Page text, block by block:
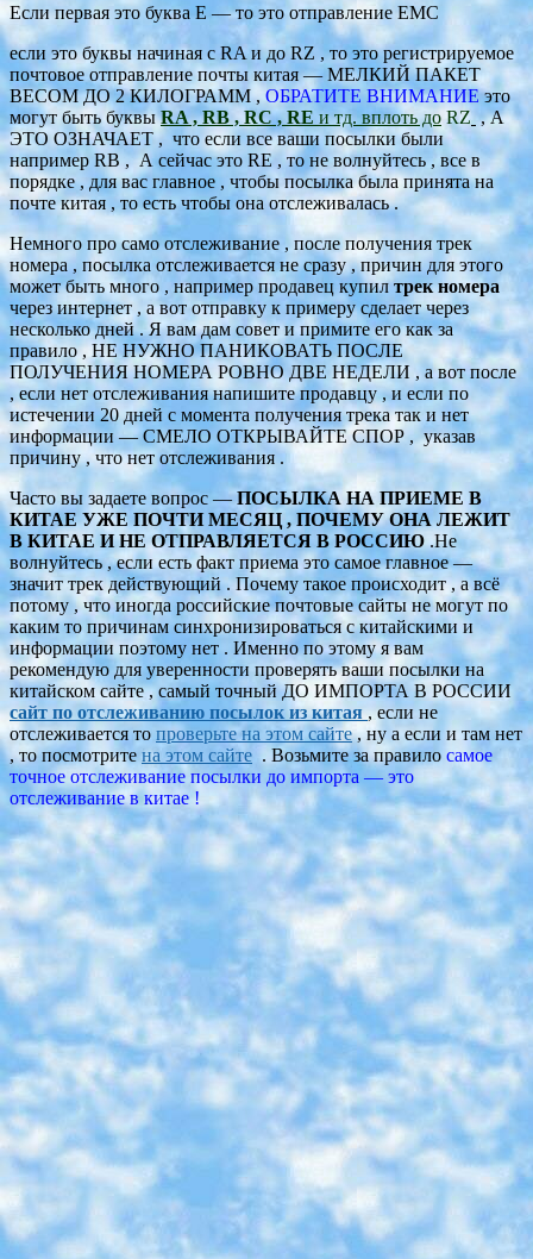
Если первая это буква Е — то это отправление ЕМС
если это буквы начиная с RA и до RZ , то это регистрируемое
почтовое отправление почты китая — МЕЛКИЙ ПАКЕТ
ВЕСОМ ДО 2 КИЛОГРАММ ,ОБРАТИТЕ ВНИМАНИЕэто
могут быть буквыRA , RB , RC , RE и тд. вплоть до RZ ,А
ЭТО ОЗНАЧАЕТ , что если все ваши посылки были
например RB , А сейчас это RE , то не волнуйтесь , все в
порядке , для вас главное , чтобы посылка была принята на
почте китая , то есть чтобы она отслеживалась .
Немного про само отслеживание , после получения трек
номера , посылка отслеживается не сразу , причин для этого
может быть много , например продавец купилтрек номера
через интернет , а вот отправку к примеру сделает через
несколько дней . Я вам дам совет и примите его как за
правило , НЕ НУЖНО ПАНИКОВАТЬ ПОСЛЕ
ПОЛУЧЕНИЯ НОМЕРА РОВНО ДВЕ НЕДЕЛИ , а вот после
, если нет отслеживания напишите продавцу , и если по
истечении 20 дней с момента получения трека так и нет
информации — СМЕЛО ОТКРЫВАЙТЕ СПОР , указав
причину , что нет отслеживания .
Часто вы задаете вопрос —ПОСЫЛКА НА ПРИЕМЕ В
КИТАЕ УЖЕ ПОЧТИ МЕСЯЦ , ПОЧЕМУ ОНА ЛЕЖИТ
В КИТАЕ И НЕ ОТПРАВЛЯЕТСЯ В РОССИЮ.Не
волнуйтесь , если есть факт приема это самое главное —
значит трек действующий . Почему такое происходит , а всё
потому , что иногда российские почтовые сайты не могут по
каким то причинам синхронизироваться с китайскими и
информации поэтому нет . Именно по этому я вам
рекомендую для уверенности проверять ваши посылки на
китайском сайте , самый точный ДО ИМПОРТА В РОССИИ
сайт по отслеживанию посылок изкитая , если не
отслеживается то проверьте на этом сайте, ну а если и там нет
, то посмотрите на этом сайте . Возьмите за правило самое
точное отслеживание посылки до импорта — это
отслеживание в китае !